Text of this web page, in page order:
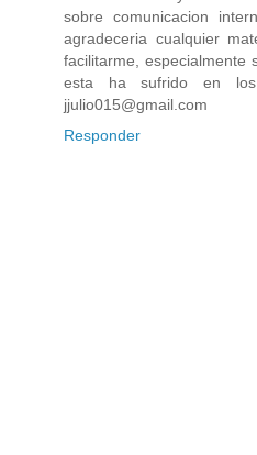
sobre comunicacion
agradeceria cualquier
facilitarme, especialmente
esta ha sufrido en
jjulio015@gmail.com
Responder